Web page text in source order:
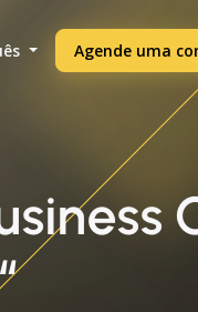
Agende uma